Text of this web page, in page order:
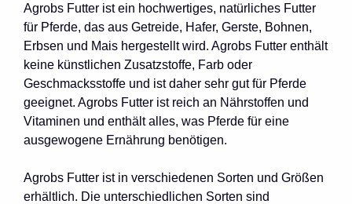
Agrobs Futter ist ein hochwertiges, natürliches Futter
für Pferde, das aus Getreide, Hafer, Gerste, Bohnen,
Erbsen und Mais hergestellt wird. Agrobs Futter enthält
keine künstlichen Zusatzstoffe, Farb oder
Geschmacksstoffe und ist daher sehr gut für Pferde
geeignet. Agrobs Futter ist reich an Nährstoffen und
Vitaminen und enthält alles, was Pferde für eine
ausgewogene Ernährung benötigen.
Agrobs Futter ist in verschiedenen Sorten und Größen
erhältlich. Die unterschiedlichen Sorten sind